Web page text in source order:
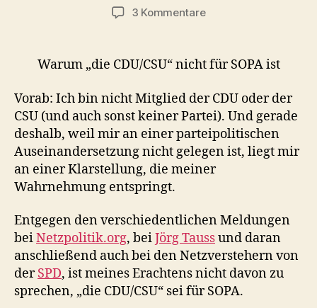
3 Kommentarezu
im
Warum „die CDU/CSU“ nicht für SOPA ist
Vorab: Ich bin nicht Mitglied der CDU oder der
CSU (und auch sonst keiner Partei). Und gerade
deshalb, weil mir an einer parteipolitischen
Auseinandersetzung nicht gelegen ist, liegt mir
an einer Klarstellung, die meiner
Wahrnehmung entspringt.
Entgegen den verschiedentlichen Meldungen
beiNetzpolitik.org, beiJörg Taussund daran
anschließend auch bei den Netzverstehern von
derSPD, ist meines Erachtens nicht davon zu
sprechen, „die CDU/CSU“ sei für SOPA.